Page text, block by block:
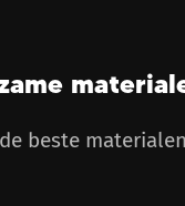
beste